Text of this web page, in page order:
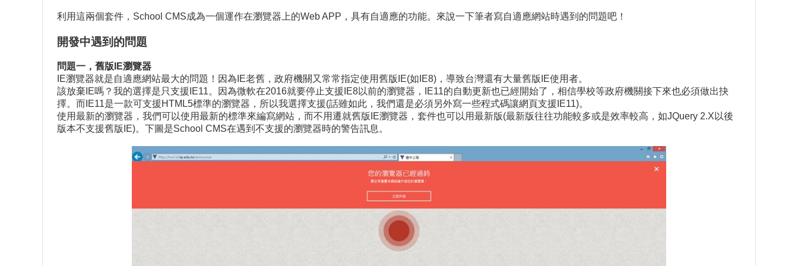
利用這兩個套件，School CMS成為一個運作在瀏覽器上的Web APP，具有自適應的功能。來說一下筆者寫自適應網站時遇到的問題吧！
開發中遇到的問題
問題一，舊版IE瀏覽器
IE瀏覽器就是自適應網站最大的問題！因為IE老舊，政府機關又常常指定使用舊版IE(如IE8)，導致台灣還有大量舊版IE使用者。
該放棄IE嗎？我的選擇是只支援IE11。因為微軟在2016就要停止支援IE8以前的瀏覽器，IE11的自動更新也已經開始了，相信學校等政府機關接下來也必須做出抉
擇。而IE11是一款可支援HTML5標準的瀏覽器，所以我選擇支援(話雖如此，我們還是必須另外寫一些程式碼讓網頁支援IE11)。
使用最新的瀏覽器，我們可以使用最新的標準來編寫網站，而不用遷就舊版IE瀏覽器，套件也可以用最新版(最新版往往功能較多或是效率較高，如JQuery 2.X以後
版本不支援舊版IE)。下圖是School CMS在遇到不支援的瀏覽器時的警告訊息。